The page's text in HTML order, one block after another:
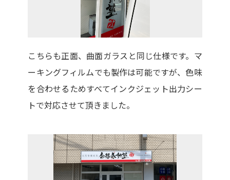
こちらも正面、曲面ガラスと同じ仕様です。マ
ーキングフィルムでも製作は可能ですが、色味
を合わせるためすべてインクジェット出力シー
トで対応させて頂きました。